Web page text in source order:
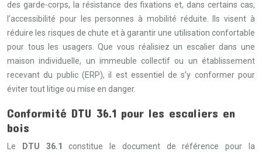
des garde-corps, la résistance des fixations et, dans certains cas,
l’accessibilité pour les personnes à mobilité réduite. Ils visent à
réduire les risques de chute et à garantir une utilisation confortable
pour tous les usagers. Que vous réalisiez un escalier dans une
maison individuelle, un immeuble collectif ou un établissement
recevant du public (ERP), il est essentiel de s’y conformer pour
éviter tout litige ou mise en danger.
Conformité DTU 36.1 pour les escaliers en
bois
Le DTU 36.1
constitue le document de référence pour la